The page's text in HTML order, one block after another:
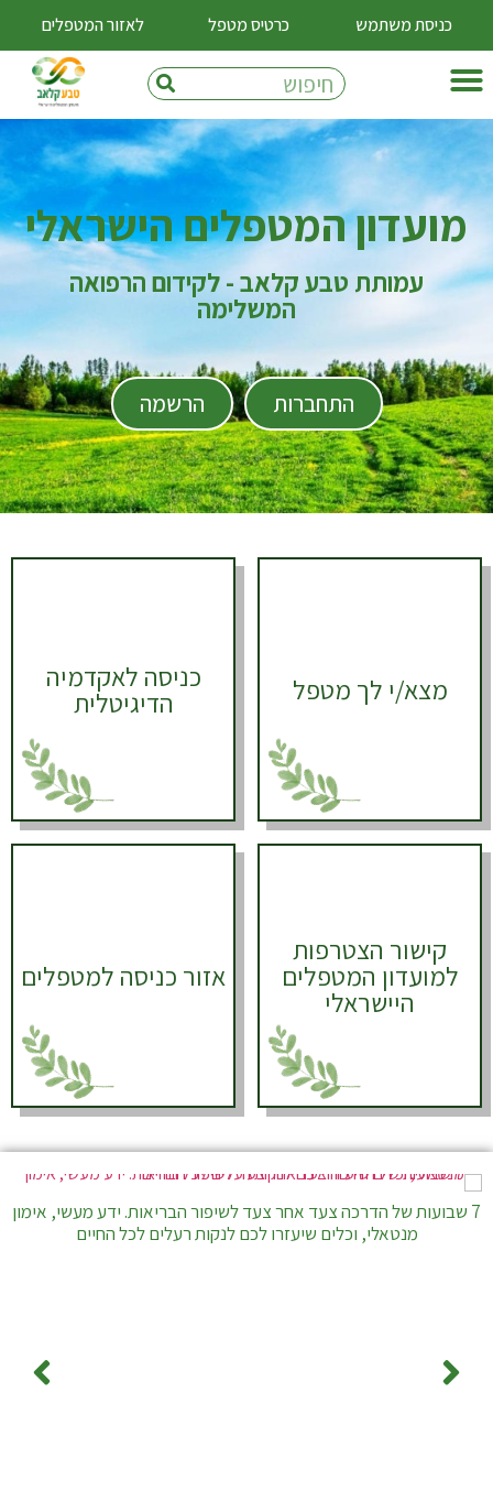
כניסת משתמש כרטיס מטפל לאזור המטפלים
מועדון המטפלים הישראלי
עמותת טבע קלאב - לקידום הרפואה
המשלימה
התחברות הרשמה
מצא/י לך מטפל כניסה לאקדמיה
הדיגיטלית
קישור הצטרפות
למועדון המטפלים
היישראלי
אזור כניסה למטפלים
7 שבועות של הדרכה צעד אחר צעד לשיפור הבריאות. ידע מעשי, אימון
מנטאלי, וכלים שיעזרו לכם לנקות רעלים לכל החיים